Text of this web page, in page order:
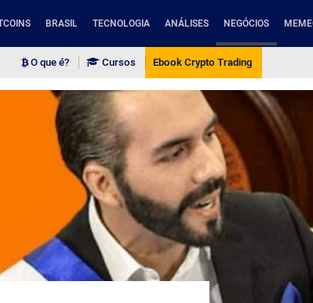
BRASIL TECNOLOGIA ANÁLISES NEGÓCIOS
O que é? Cursos Ebook Crypto Trading